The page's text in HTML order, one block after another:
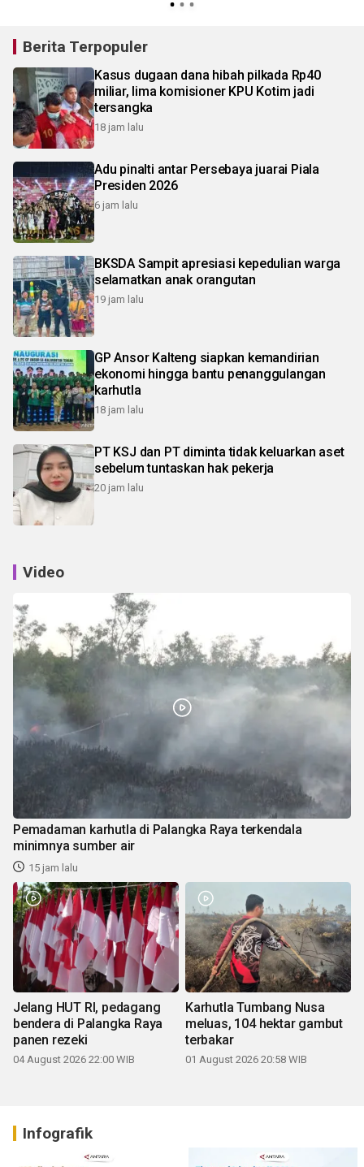
Berita Terpopuler
Kasus dugaan dana hibah pilkada Rp40
miliar, lima komisioner KPU Kotim jadi
tersangka
18 jam lalu
Adu pinalti antar Persebaya juarai Piala
Presiden 2026
6 jam lalu
BKSDA Sampit apresiasi kepedulian warga
selamatkan anak orangutan
19 jam lalu
GP Ansor Kalteng siapkan kemandirian
ekonomi hingga bantu penanggulangan
karhutla
18 jam lalu
PT KSJ dan PT diminta tidak keluarkan aset
sebelum tuntaskan hak pekerja
20 jam lalu
Video
Pemadaman karhutla di Palangka Raya terkendala
minimnya sumber air
15 jam lalu
Jelang HUT RI, pedagang
bendera di Palangka Raya
panen rezeki
04 August 2026 22:00 WIB
Karhutla Tumbang Nusa
meluas, 104 hektar gambut
terbakar
01 August 2026 20:58 WIB
Infografik